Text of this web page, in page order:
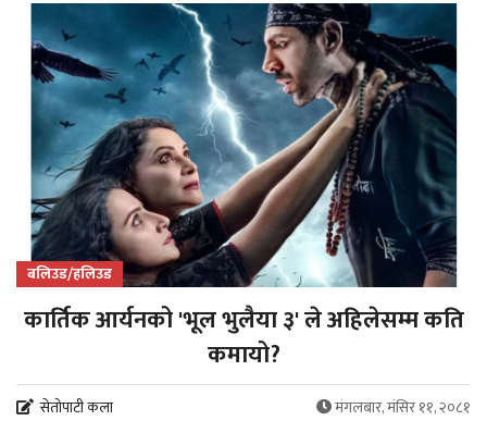
बलिउड/हलिउड
कार्तिक आर्यनको 'भूल भुलैया ३' ले अहिलेसम्म कति
कमायो?
सेतोपाटी कला मंगलबार, मंसिर ११, २०८१